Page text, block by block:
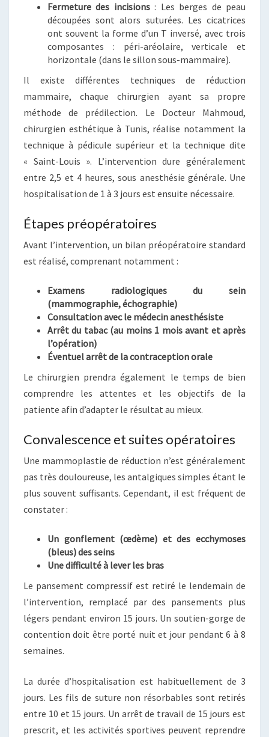
Fermeture des incisions: Les berges de peau
découpées sont alors suturées. Les cicatrices
ont souvent la forme d’un T inversé, avec trois
composantes : péri-aréolaire, verticale et
horizontale (dans le sillon sous-mammaire).
Il existe différentes techniques de réduction
mammaire, chaque chirurgien ayant sa propre
méthode de prédilection. Le Docteur Mahmoud,
chirurgien esthétique à Tunis, réalise notamment la
technique à pédicule supérieur et la technique dite
« Saint-Louis ». L’intervention dure généralement
entre 2,5 et 4 heures, sous anesthésie générale. Une
hospitalisation de 1 à 3 jours est ensuite nécessaire.
Étapes préopératoires
Avant l’intervention, un bilan préopératoire standard
est réalisé, comprenant notamment :
Examens radiologiques du sein
(mammographie, échographie)
Consultation avec le médecin anesthésiste
Arrêt du tabac (au moins 1 mois avant et après
l’opération)
Éventuel arrêt de la contraception orale
Le chirurgien prendra également le temps de bien
comprendre les attentes et les objectifs de la
patiente afin d’adapter le résultat au mieux.
Convalescence et suites opératoires
Une mammoplastie de réduction n’est généralement
pas très douloureuse, les antalgiques simples étant le
plus souvent suffisants. Cependant, il est fréquent de
constater :
Un gonflement (œdème) et des ecchymoses
(bleus) des seins
Une difficulté à lever les bras
Le pansement compressif est retiré le lendemain de
l’intervention, remplacé par des pansements plus
légers pendant environ 15 jours. Un soutien-gorge de
contention doit être porté nuit et jour pendant 6 à 8
semaines.
La durée d’hospitalisation est habituellement de 3
jours. Les fils de suture non résorbables sont retirés
entre 10 et 15 jours. Un arrêt de travail de 15 jours est
prescrit, et les activités sportives peuvent reprendre